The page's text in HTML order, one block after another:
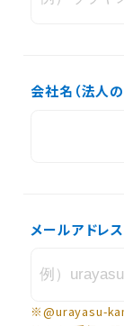
会社名（法人の
メールアドレス
※@urayasu-